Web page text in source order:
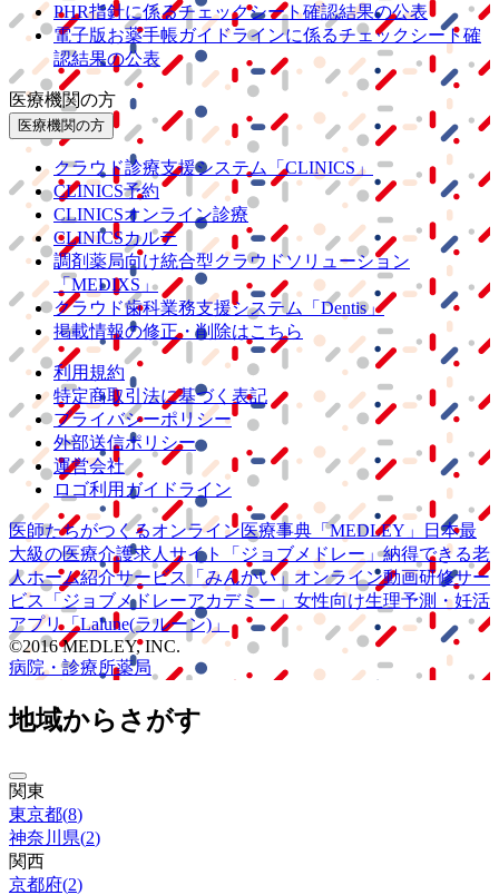
PHR指針に係るチェックシート確認結果の公表
電子版お薬手帳ガイドラインに係るチェックシート確
認結果の公表
医療機関の方
医療機関の方
クラウド診療支援システム
「CLINICS」
CLINICS予約
CLINICSオンライン診療
CLINICSカルテ
調剤薬局向け統合型クラウドソリューション
「MEDIXS」
クラウド歯科業務支援システム
「Dentis」
掲載情報の修正・削除はこちら
利用規約
特定商取引法に基づく表記
プライバシーポリシー
外部送信ポリシー
運営会社
ロゴ利用ガイドライン
医師たちがつくるオンライン医療事典 「MEDLEY」
日本最
大級の医療介護求人サイト 「ジョブメドレー」納得できる老
人ホーム紹介サービス
「みんかい」 オンライン動画研修サー
ビス
「ジョブメドレーアカデミー」 女性向け生理予測・妊活
アプリ「Lalune(ラルーン)」
©2016 MEDLEY, INC.
病院・診療所薬局
地域からさがす
関東
東京都(8)
神奈川県(2)
関西
京都府(2)